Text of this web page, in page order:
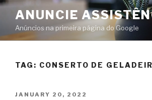
ANUNCIE
Anúncios na primeira página do Google
TAG: CONSERTO DE
JANUARY 20, 2022